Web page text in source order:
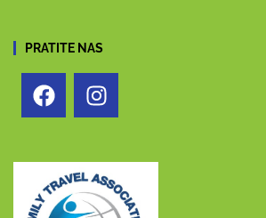
PRATITE NAS